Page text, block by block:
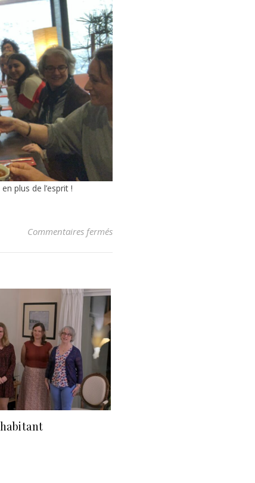
plus de l’esprit !
Commentaires ferméssur Stage avec Pierre Deschamps